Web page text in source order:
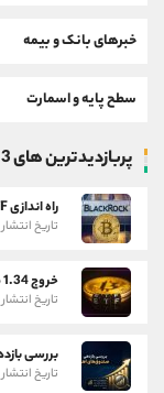
خبرهای بانک و بیمه
سطح پایه و اسمارت
پربازدیدترین های 3 ماه گذشته
راه اندازی ETF جدید بیت کوین با درآمد ماهانه
تاریخ انتشار : ۲۱ خرداد
خروج 1.34 میلیارد دلار از ETF های بیت کوین در یک هفته
تاریخ انتشار : ۶ تیر
بررسی
تاریخ انتشار : ۲۰ خرداد